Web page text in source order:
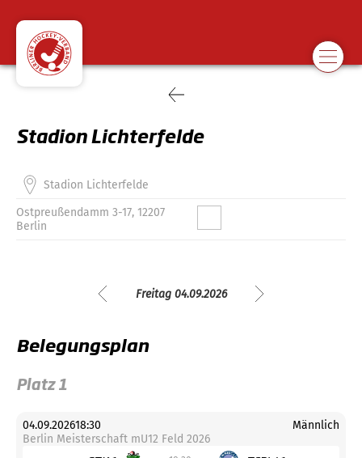
Stadion Lichterfelde
Stadion Lichterfelde
Ostpreußendamm 3-17, 12207
Berlin
Belegungsplan
Freitag 04.09.2026
Platz 1
04.09.202618:30
Männlich
Berlin Meisterschaft mU12 Feld 2026